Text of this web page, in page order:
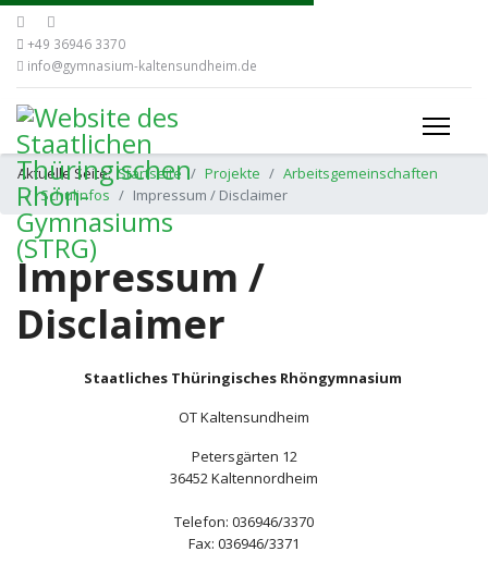
+49 36946 3370
info@gymnasium-kaltensundheim.de
Aktuelle Seite: Startseite Projekte
Arbeitsgemeinschaften
Schulinfos
Impressum / Disclaimer
Impressum /
Disclaimer
Staatliches Thüringisches Rhöngymnasium
OT Kaltensundheim
Petersgärten 12
36452 Kaltennordheim
Telefon: 036946/3370
Fax: 036946/3371